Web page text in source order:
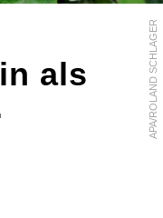
APA/ROLAND SCHLAGER
als